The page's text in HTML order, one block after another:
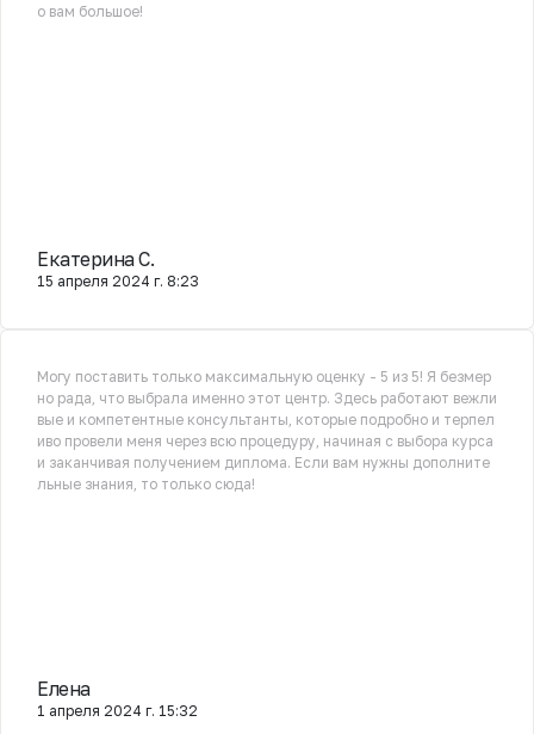
о вам большое!
Екатерина С.
15 апреля 2024 г. 8:23
Могу поставить только максимальную оценку - 5 из 5! Я безмер
но рада, что выбрала именно этот центр. Здесь работают вежли
вые и компетентные консультанты, которые подробно и терпел
иво провели меня через всю процедуру, начиная с выбора курса
и заканчивая получением диплома. Если вам нужны дополните
льные знания, то только сюда!
Елена
1 апреля 2024 г. 15:32